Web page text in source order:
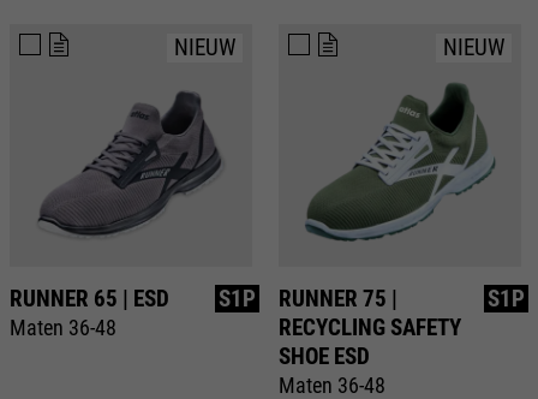
NIEUW
RUNNER 65 | ESD
Maten 36-48
S1P
NIEUW
RUNNER 75 |
RECYCLING SAFETY
SHOE ESD
Maten 36-48
S1P